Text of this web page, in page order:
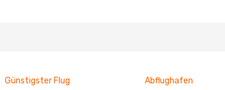
Günstigster Flug Abflughafen